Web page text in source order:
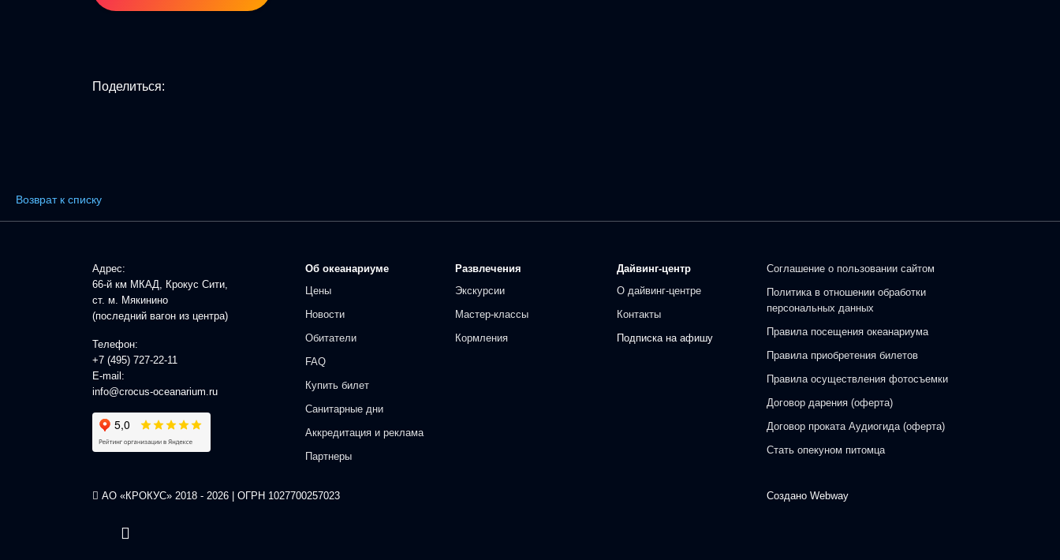
Поделиться:
Возврат к списку
Адрес:
66-й км МКАД, Крокус Сити,
ст. м. Мякинино
(последний вагон из центра)
Телефон:
+7 (495) 727-22-11
E-mail:
info@crocus-oceanarium.ru
Об океанариуме
Цены
Новости
Обитатели
FAQ
Купить билет
Санитарные дни
Аккредитация и реклама
Партнеры
Развлечения
Экскурсии
Мастер-классы
Кормления
Дайвинг-центр
О дайвинг-центре
Контакты
Подписка на афишу
Соглашение о пользовании сайтом
Политика в отношении обработки
персональных данных
Правила посещения океанариума
Правила приобретения билетов
Правила осуществления фотосъемки
Договор дарения (оферта)
Договор проката Аудиогида (оферта)
Стать опекуном питомца
АО «КРОКУС» 2018 - 2026 | ОГРН 1027700257023 Создано Webway